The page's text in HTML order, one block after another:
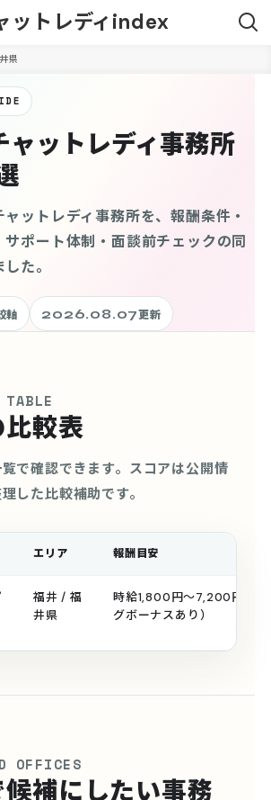
ットレディindex
県
ャットレディ事務所
ットレディ事務所を、報酬条件・
ポート体制・面談前チェックの同
た。
軸 2026.08.07更新
TABLE
較表
で確認できます。スコアは公開情
した比較補助です。
エリア 報酬目安
福井 / 福
井県
時給1,800円〜7,200円以
グボーナスあり）
OFFICES
補にしたい事務